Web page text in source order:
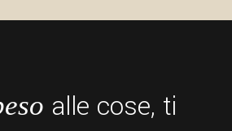
alle cose, ti